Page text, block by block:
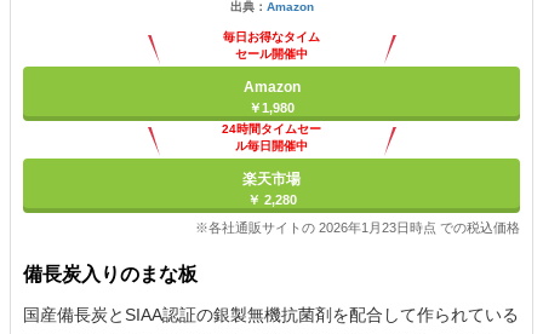
出典： Amazon
毎日お得なタイム
セール開催中
Amazon
￥1,980
24時間タイムセー
ル毎日開催中
楽天市場
￥ 2,280
※各社通販サイトの 2026年1月23日時点 での税込価格
備長炭入りのまな板
国産備長炭とSIAA認証の銀製無機抗菌剤を配合して作られている